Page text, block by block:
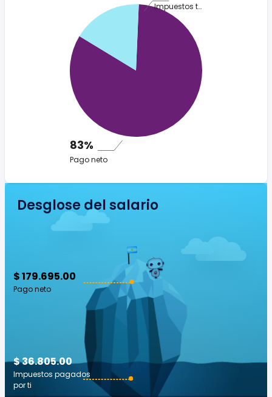
Impuestos totales
83%
Pago neto
Desglose del salario
$ 179.695.00
Pago neto
$ 36.805.00
Impuestos pagados
por ti